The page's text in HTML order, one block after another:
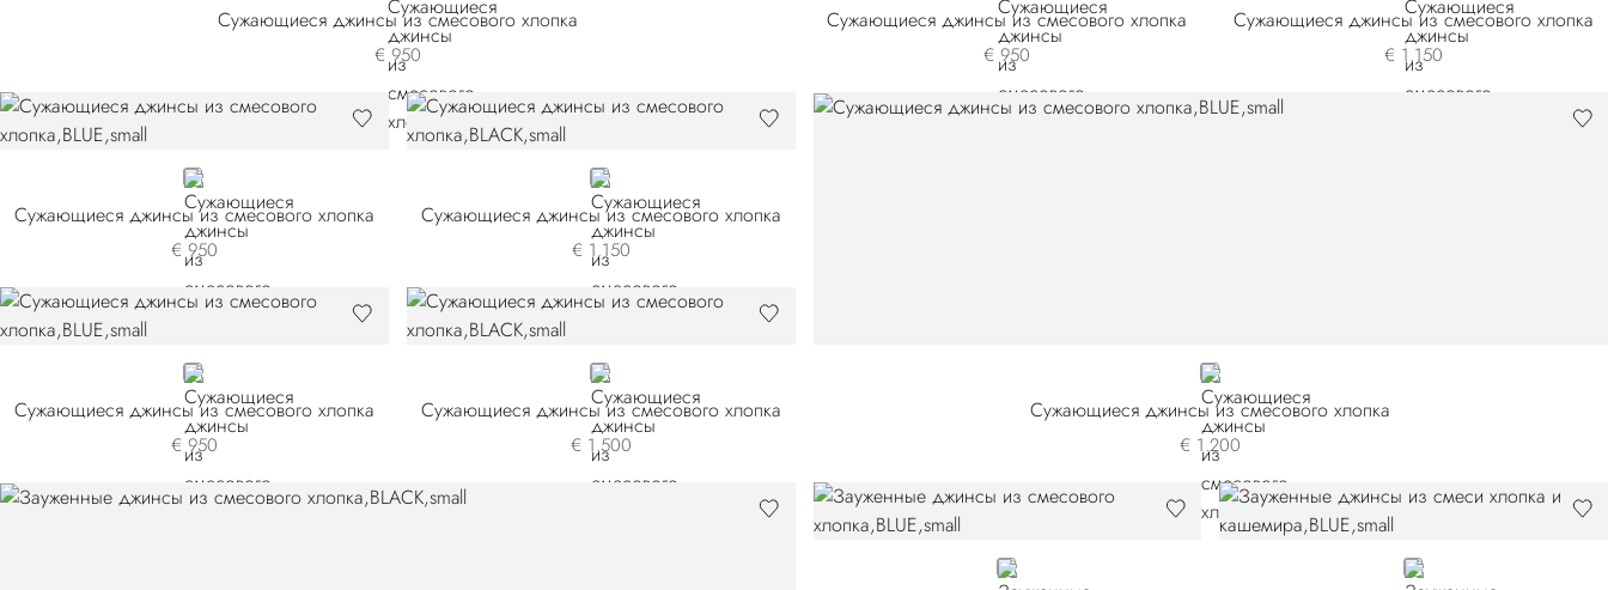
Сужающиеся джинсы из смесового хлопка
€ 950
Сужающиеся джинсы из смесового хлопка
€ 950
Сужающиеся джинсы из смесового хлопка
€ 1.150
BLUE
Сужающиеся джинсы из смесового хлопка
€ 950
BLACK
Сужающиеся джинсы из смесового хлопка
€ 1.150
BLUE
Сужающиеся джинсы из смесового хлопка
€ 1.200
BLUE
Сужающиеся джинсы из смесового хлопка
€ 950
BLACK
Сужающиеся джинсы из смесового хлопка
€ 1.500
BLUE
BLUE